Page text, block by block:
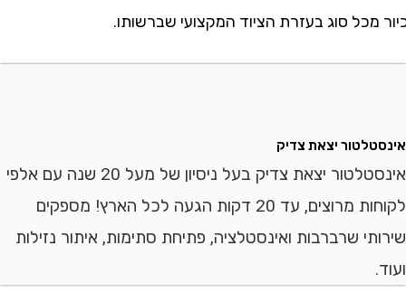
סוג בעזרת הציוד המקצועי שברשותו.
יצאת צדיק
אינסטלטור יצאת צדיק בעל ניסיון של מעל 20 שנה עם אלפי
לקוחות מרוצים, עד 20 דקות הגעה לכל הארץ! מספקים
שרברבות ואינסטלציה, פתיחת סתימות, איתור נזילות